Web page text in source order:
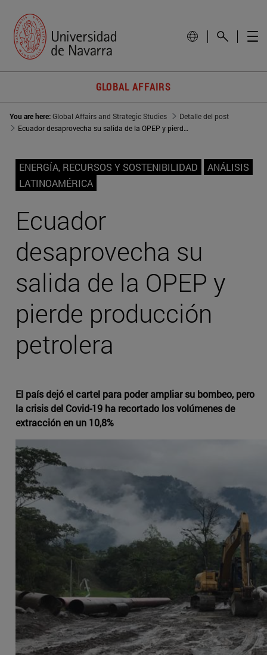
GLOBAL AFFAIRS
You are here:Global Affairs and Strategic Studies
Detalle del post
Ecuador desaprovecha su salida de la OPEP y pierde producción petrolera
ENERGÍA, RECURSOS Y SOSTENIBILIDAD
ANÁLISIS
LATINOAMÉRICA
Ecuador
desaprovecha su
salida de la OPEP y
pierde producción
petrolera
El país dejó el cartel para poder ampliar su bombeo, pero
la crisis del Covid-19 ha recortado los volúmenes de
extracción en un 10,8%